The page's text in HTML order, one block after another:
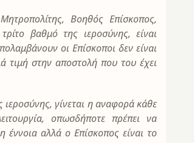
Βοηθός Επίσκοπος,
βαθμό της ιεροσύνης, είναι
οι Επίσκοποι δεν είναι
στην αποστολή που του έχει
γίνεται η αναφορά κάθε
οπωσδήποτε πρέπει να
αλλά ο Επίσκοπος είναι το